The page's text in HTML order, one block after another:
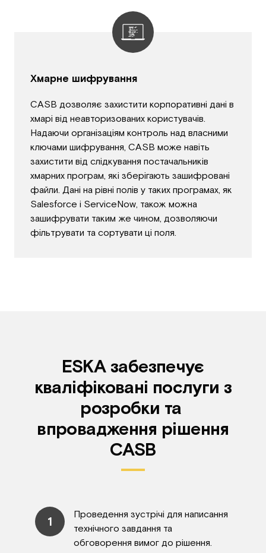
Хмарне шифрування
CASB дозволяє захистити корпоративні дані в
хмарі від неавторизованих користувачів.
Надаючи організаціям контроль над власними
ключами шифрування, CASB може навіть
захистити від слідкування постачальників
хмарних програм, які зберігають зашифровані
файли. Дані на рівні полів у таких програмах, як
Salesforce і ServiceNow, також можна
зашифрувати таким же чином, дозволяючи
фільтрувати та сортувати ці поля.
ESKA забезпечує
кваліфіковані послуги з
розробки та
впровадження рішення
CASB
1
Проведення зустрічі для написання
технічного завдання та
обговорення вимог до рішення.